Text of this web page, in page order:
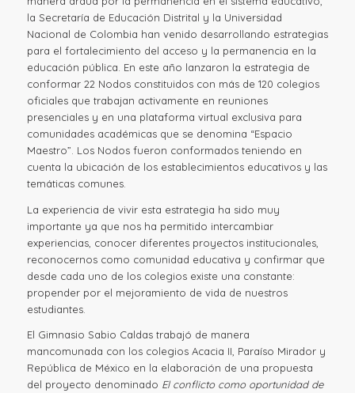
la Secretaría de Educación Distrital y la Universidad
Nacional de Colombia han venido desarrollando estrategias
para el fortalecimiento del acceso y la permanencia en la
educación pública. En este año lanzaron la estrategia de
conformar 22 Nodos constituidos con más de 120 colegios
oficiales que trabajan activamente en reuniones
presenciales y en una plataforma virtual exclusiva para
comunidades académicas que se denomina “Espacio
Maestro”. Los Nodos fueron conformados teniendo en
cuenta la ubicación de los establecimientos educativos y las
temáticas comunes.
La experiencia de vivir esta estrategia ha sido muy
importante ya que nos ha permitido intercambiar
experiencias, conocer diferentes proyectos institucionales,
reconocernos como comunidad educativa y confirmar que
desde cada uno de los colegios existe una constante:
propender por el mejoramiento de vida de nuestros
estudiantes.
El Gimnasio Sabio Caldas trabajó de manera
mancomunada con los colegios Acacia II, Paraíso Mirador y
República de México en la elaboración de una propuesta
del proyecto denominado El conflicto como oportunidad de